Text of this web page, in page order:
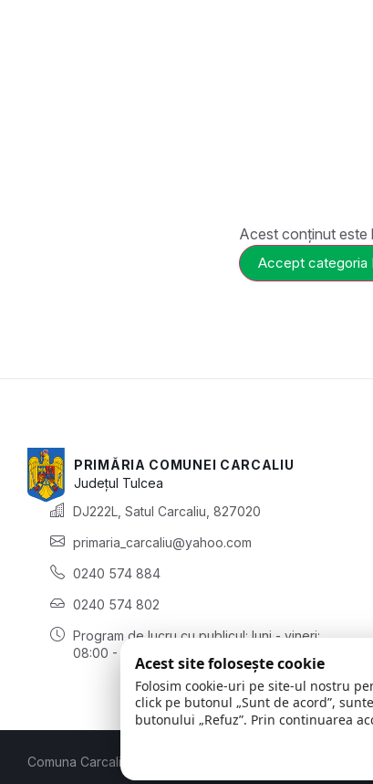
Acest conținut este
Accept categoria
PRIMĂRIA COMUNEI CARCALIU
Județul Tulcea
DJ222L, Satul Carcaliu, 827020
primaria_carcaliu@yahoo.com
0240 574 884
0240 574 802
Program de lucru cu publicul: luni - vineri:
08:00 - 16:00
Comuna Carcaliu | județul Tulcea
Acest site folosește cookie
Folosim cookie-uri pe site-ul nostru
click pe butonul „Sunt de acord”,
butonului „Refuz”. Prin continuarea